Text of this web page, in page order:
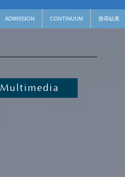
ADMISSION CONTINUUM 搜尋結果
Multimedia